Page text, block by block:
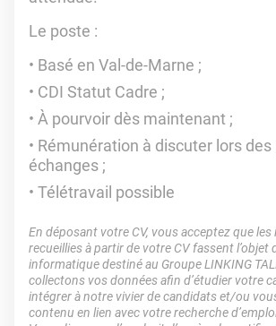
Le poste :
Basé en Val-de-Marne ;
CDI Statut Cadre ;
À pourvoir dès maintenant ;
Rémunération à discuter lors
échanges ;
Télétravail possible
En déposant votre CV, vous acceptez que
recueillies à partir de votre CV fassent l’objet
informatique destiné au Groupe LINKING
collectons vos données afin d’étudier votre
intégrer à notre vivier de candidats et/ou
contenu en lien avec votre recherche